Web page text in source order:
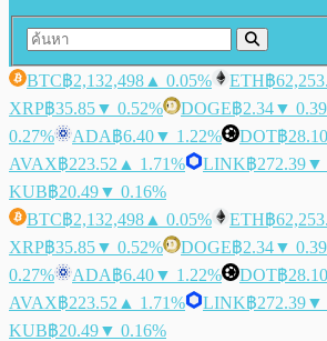
BTC฿2,132,498 ▲ 0.05% ETH฿
XRP฿35.85▼ 0.52% DOGE฿2.34▼
0.27%
ADA฿6.40▼ 1.22% DOT฿28.10
AVAX฿223.52 ▲ 1.71% LINK฿272.39▼
KUB฿20.49▼ 0.16%
BTC฿2,132,498 ▲ 0.05% ETH฿
XRP฿35.85▼ 0.52% DOGE฿2.34▼
0.27%
ADA฿6.40▼ 1.22% DOT฿28.10
AVAX฿223.52 ▲ 1.71% LINK฿272.39▼
KUB฿20.49▼ 0.16%